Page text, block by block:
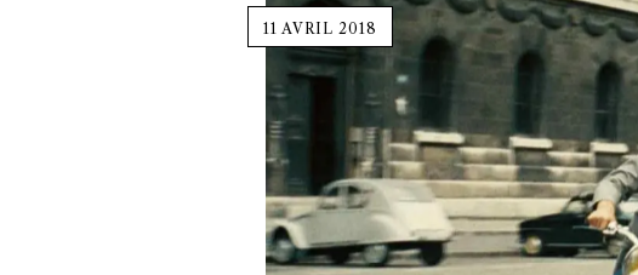
11 AVRIL 2018